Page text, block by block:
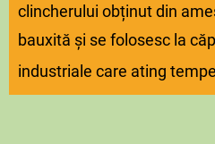
clincherului obținut din
bauxită și se folosesc la
industriale care ating